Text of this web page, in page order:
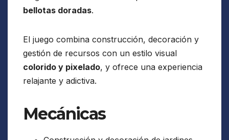
bellotas doradas.
El juego combina construcción, decoración y
gestión de recursos con un estilo visual
colorido y pixelado, y ofrece una experiencia
relajante y adictiva.
Mecánicas